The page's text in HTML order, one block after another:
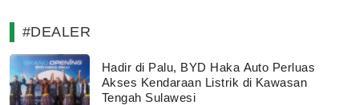
#DEALER
Hadir di Palu, BYD Haka Auto Perluas
Akses Kendaraan Listrik di Kawasan
Tengah Sulawesi